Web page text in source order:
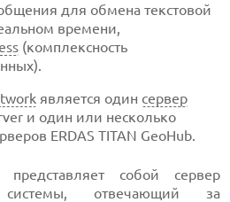
для обмена текстовой
времени,
(комплексность
является один сервер
и один или несколько
ERDAS TITAN GeoHub.
собой сервер
системы, отвечающий за